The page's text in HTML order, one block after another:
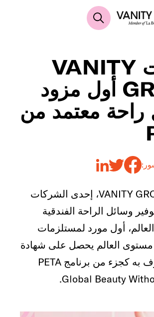
أصبحت VANITY
GROUP أول مزود
راحة معتمد من
أصبحت VANITY GROUP، إحدى الشركات
وسائل الراحة الفندقية
أول مورد لمستلزمات
مستوى العالم يحصل على شهادة
PETA ومعترف به كجزء من برنامج PETA
Global Beauty